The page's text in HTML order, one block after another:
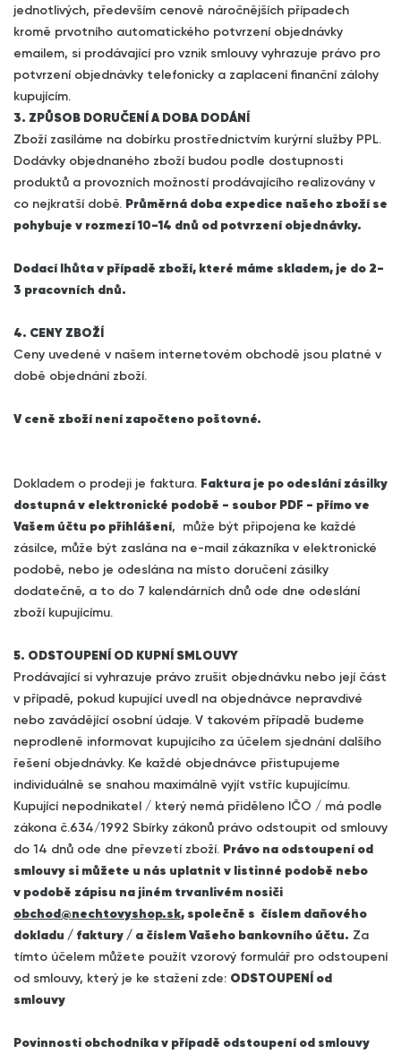
jednotlivých, především cenově náročnějších případech
kromě prvotního automatického potvrzení objednávky
emailem, si prodávající pro vznik smlouvy vyhrazuje právo pro
potvrzení objednávky telefonicky a zaplacení finanční zálohy
kupujícím.
3. ZPŮSOB DORUČENÍ A DOBA DODÁNÍ
Zboží zasíláme na dobírku prostřednictvím kurýrní služby PPL.
Dodávky objednaného zboží budou podle dostupnosti
produktů a provozních možností prodávajícího realizovány v
co nejkratší době. Průměrná doba expedice našeho zboží se
pohybuje v rozmezí 10-14 dnů od potvrzení objednávky.
Dodací lhůta v případě zboží, které máme skladem, je do 2-
3 pracovních dnů.
4. CENY ZBOŽÍ
Ceny uvedené v našem internetovém obchodě jsou platné v
době objednání zboží.
V ceně zboží není započteno poštovné.
Dokladem o prodeji je faktura. Faktura je po odeslání zásilky
dostupná v elektronické podobě - soubor PDF - přímo ve
Vašem účtu po přihlášení, může být připojena ke každé
zásilce, může být zaslána na e-mail zákazníka v elektronické
podobě, nebo je odeslána na místo doručení zásilky
dodatečně, a to do 7 kalendárních dnů ode dne odeslání
zboží kupujícímu.
5. ODSTOUPENÍ OD KUPNÍ SMLOUVY
Prodávající si vyhrazuje právo zrušit objednávku nebo její část
v případě, pokud kupující uvedl na objednávce nepravdivé
nebo zavádějící osobní údaje. V takovém případě budeme
neprodleně informovat kupujícího za účelem sjednání dalšího
řešení objednávky. Ke každé objednávce přistupujeme
individuálně se snahou maximálně vyjít vstříc kupujícímu.
Kupující nepodnikatel / který nemá přiděleno IČO / má podle
zákona č.634/1992 Sbírky zákonů právo odstoupit od smlouvy
do 14 dnů ode dne převzetí zboží. Právo na odstoupení od
smlouvy si můžete u nás uplatnit v listinné podobě nebo
v podobě zápisu na jiném trvanlivém nosiči
obchod@nechtovyshop.sk, společně s číslem daňového
dokladu / faktury / a číslem Vašeho bankovního účtu. Za
tímto účelem můžete použít vzorový formulář pro odstoupení
od smlouvy, který je ke stažení zde: ODSTOUPENÍ od
smlouvy
Povinnosti obchodníka v případě odstoupení od smlouvy